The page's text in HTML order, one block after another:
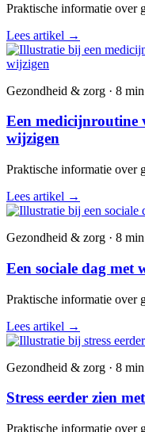
Praktische informatie over
Lees artikel →
Gezondheid & zorg · 8 min
Een medicijnroutine
wijzigen
Praktische informatie over
Lees artikel →
Gezondheid & zorg · 8 min
Een sociale dag met
Praktische informatie over
Lees artikel →
Gezondheid & zorg · 8 min
Stress eerder zien
Praktische informatie over